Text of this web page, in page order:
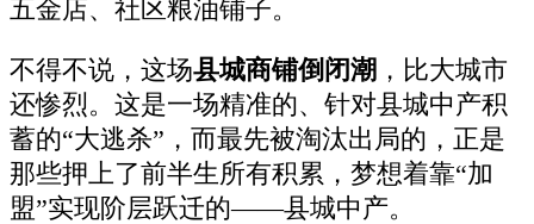
五金店、社区粮油铺子。
不得不说，这场县城商铺倒闭潮 ，比大城市
还惨烈。这是一场精准的、针对县城中产积
蓄的“大逃杀”，而最先被淘汰出局的，正是
那些押上了前半生所有积累，梦想着靠“加
盟”实现阶层跃迁的——县城中产。